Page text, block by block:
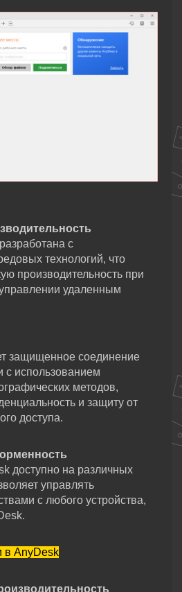
разработана с
технологий, что
производительность при
удаленным
защищенное соединение
с использованием
методов,
и защиту от
доступа.
доступно на различных
управлять
с любого устройства,
в AnyDesk